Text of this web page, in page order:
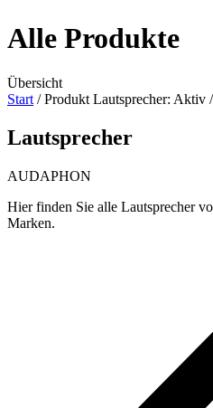
Alle Produkte
Übersicht
Start / Produkt Lautsprecher: Aktiv
Lautsprecher
AUDAPHON
Hier finden Sie alle Lautsprecher
Marken.